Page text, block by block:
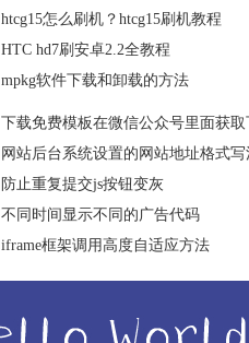
htcg15怎么刷机？htcg15刷机教程
HTC hd7刷安卓2.2全教程
mpkg软件下载和卸载的方法
下载免费模板在微信公众号里面获
网站后台系统设置的网站地址格式写
防止重复提交js按钮变灰
不同时间显示不同的广告代码
iframe框架调用高度自适应方法